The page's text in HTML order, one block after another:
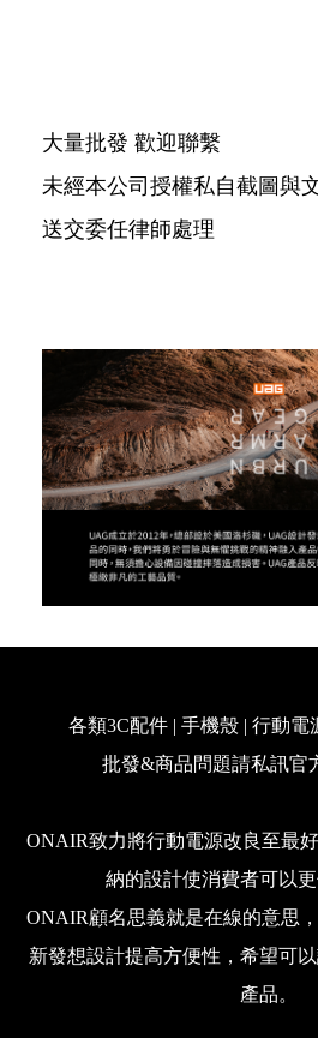
大量批發 歡迎聯繫
未經本公司授權私自截圖與
送交委任律師處理
各類3C配件 | 手機殼 | 行動電
批發&商品問題請私訊官
ONAIR致力將行動電源改良至最
納的設計使消費者可以更
ONAIR顧名思義就是在線的意思
新發想設計提高方便性，希望可
產品。